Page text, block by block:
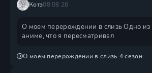
Котэ08.08.26
О моем перерождении в слизь Одно из
аниме, что я пересматривал
О моем перерождении в слизь 4 сезон